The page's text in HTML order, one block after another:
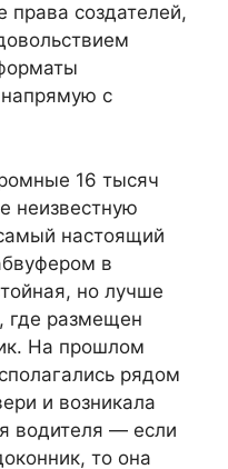
права создателей,
с
16 тысяч
неизвестную
настоящий
в
но лучше
где размещен
На прошлом
рядом
и возникала
водителя — если
то она